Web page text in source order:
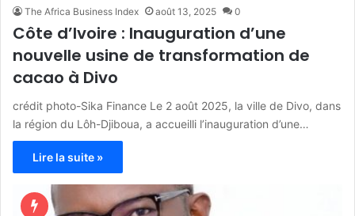
The Africa Business Index août 13, 2025 0
Côte d’Ivoire : Inauguration d’une
nouvelle usine de transformation de
cacao à Divo
crédit photo-Sika Finance Le 2 août 2025, la ville de Divo, dans
la région du Lôh-Djiboua, a accueilli l’inauguration d’une…
Lire la suite »